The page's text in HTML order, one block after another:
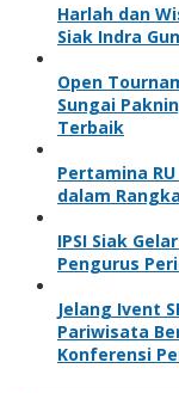
Harlah dan
Siak Indra
Open
Sungai
Terbaik
Pertamina
dalam
IPSI Siak
Pengurus
Jelang Ivent
Pariwisata
Konferensi